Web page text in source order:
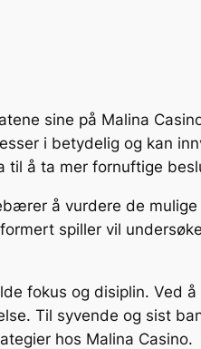
sine på Malina
i betydelig og kan
til å ta mer fornuftige
å vurdere de
spiller vil
fokus og disiplin. Ved
Til syvende og sist
hos Malina Casino.